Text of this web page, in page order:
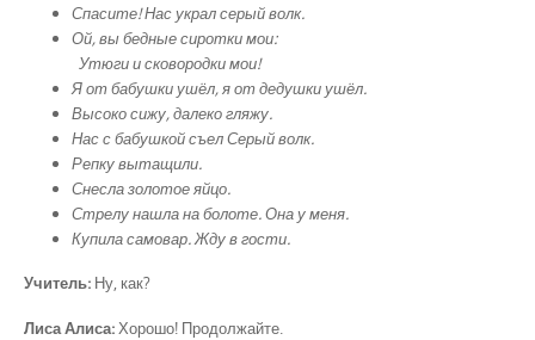
Спасите! Нас украл серый волк.
Ой, вы бедные сиротки мои:
Утюги и сковородки мои!
Я от бабушки ушёл, я от дедушки ушёл.
Высоко сижу, далеко гляжу.
Нас с бабушкой съел Серый волк.
Репку вытащили.
Снесла золотое яйцо.
Стрелу нашла на болоте. Она у меня.
Купила самовар. Жду в гости.
Учитель: Ну, как?
Лиса Алиса:Хорошо! Продолжайте.